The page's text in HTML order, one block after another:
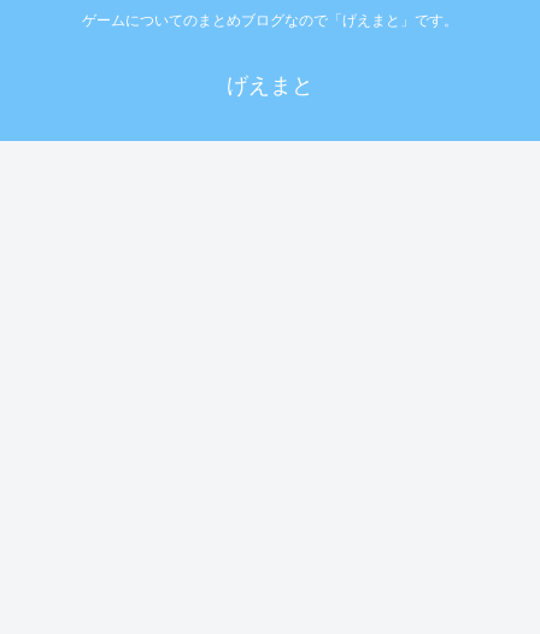
ゲームについてのまとめブログなので「げえまと」です。
げえまと